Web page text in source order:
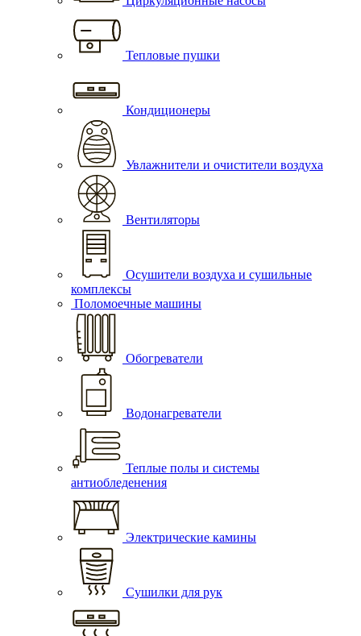
Тепловые пушки
Кондиционеры
Увлажнители и очистители воздуха
Вентиляторы
Осушители воздуха и сушильные
комплексы
Поломоечные машины
Обогреватели
Водонагреватели
Теплые полы и системы
антиобледенения
Электрические камины
Сушилки для рук